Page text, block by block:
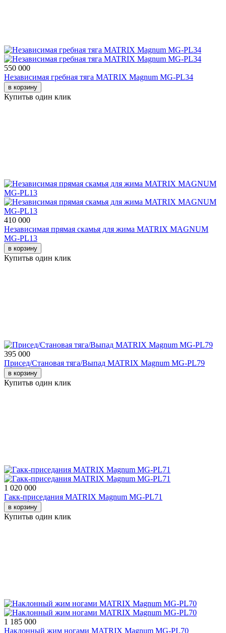
550 000
Независимая гребная тяга MATRIX Magnum MG-PL34
в корзину
Купитьв один клик
410 000
Независимая прямая скамья для жима MATRIX MAGNUM
MG-PL13
в корзину
Купитьв один клик
395 000
Присед/Становая тяга/Выпад MATRIX Magnum MG-PL79
в корзину
Купитьв один клик
1 020 000
Гакк-приседания MATRIX Magnum MG-PL71
в корзину
Купитьв один клик
1 185 000
Наклонный жим ногами MATRIX Magnum MG-PL70